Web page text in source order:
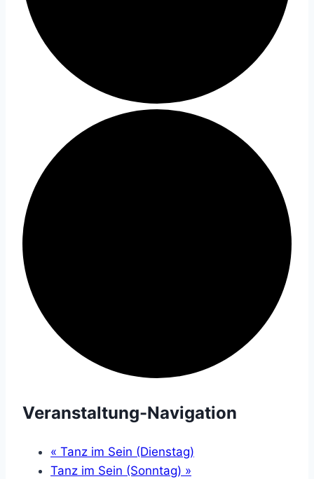
Veranstaltung-Navigation
« Tanz im Sein (Dienstag)
Tanz im Sein (Sonntag) »